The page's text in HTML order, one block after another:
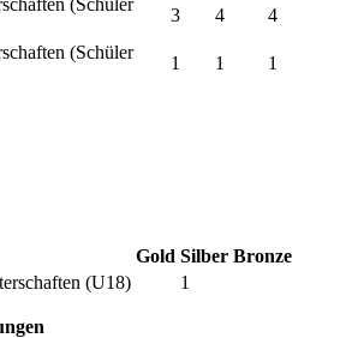
3 4
4
(Schüler
1 1 1
Gold Silber Bronze
(U18)
1